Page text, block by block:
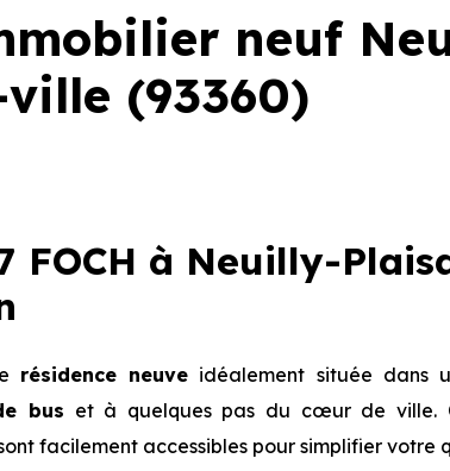
neuf
(93360)
FOCH à Neuilly-
résidence neuve idéalement située dans
bus et à quelques pas du cœur de ville.
facilement accessibles pour simplifier votre